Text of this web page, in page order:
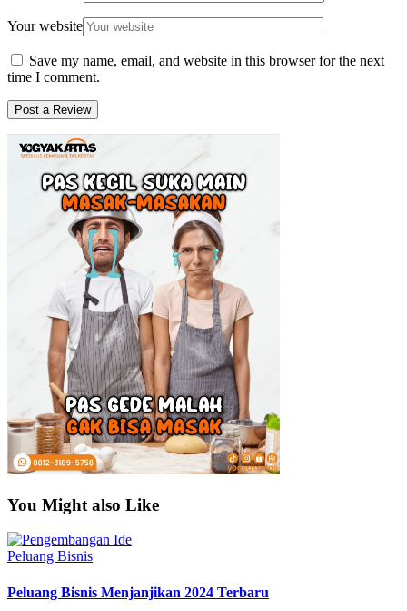
Your website
Save my name, email, and website in this browser for the next
time I comment.
You Might also Like
Peluang Bisnis
Peluang Bisnis Menjanjikan 2024 Terbaru